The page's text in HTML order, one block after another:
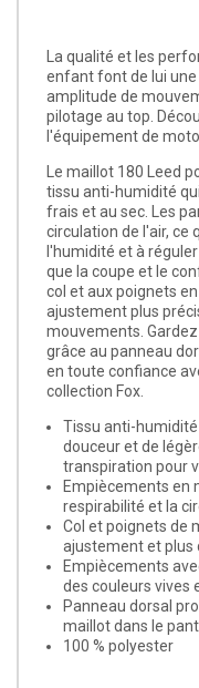
La qualité et les
enfant font de lui une
amplitude de
pilotage au top.
l'équipement de
Le maillot 180 Leed
tissu anti-humidité
frais et au sec. Les
circulation de l'air, ce
l'humidité et à
que la coupe et le
col et aux poignets
ajustement plus
mouvements.
grâce au panneau
en toute confiance
collection Fox.
Tissu anti-
douceur et de
transpiration pour
Empiècements en
respirabilité et la
Col et poignets de
ajustement et plus
Empiècements
des couleurs vives
Panneau dorsal
maillot dans le
100 % polyester